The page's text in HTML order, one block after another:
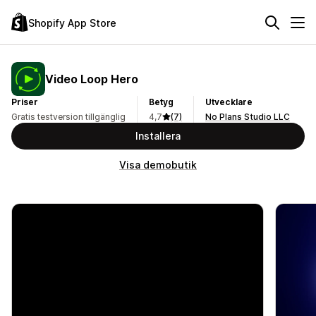
Shopify App Store
Video Loop Hero
Priser
Gratis testversion tillgänglig
Betyg
4,7
(7)
Utvecklare
No Plans Studio LLC
Installera
Visa demobutik